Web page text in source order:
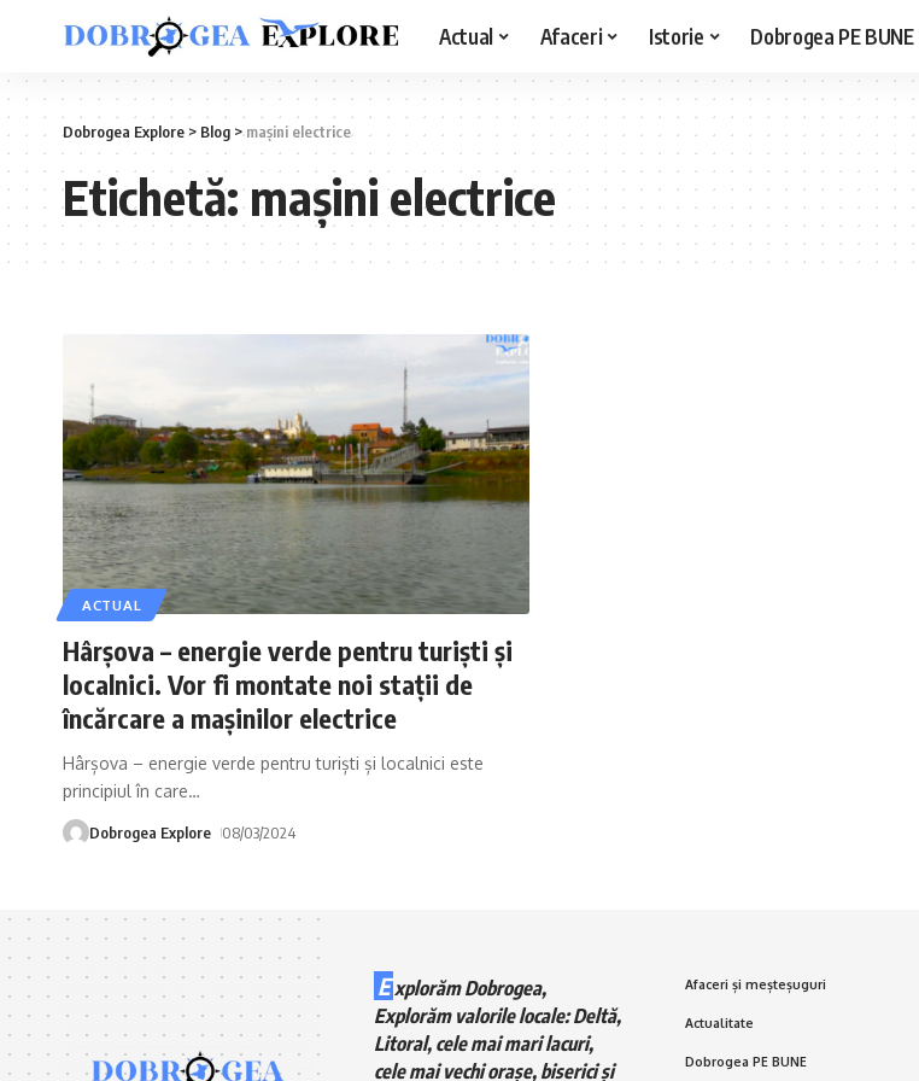
Actual Afaceri Istorie Dobrogea PE BUNE
Dobrogea Explore> Blog >mașini electrice
Etichetă:mașini electrice
ACTUAL
Hârșova – energie verde pentru turiști și
localnici. Vor fi montate noi stații de
încărcare a mașinilor electrice
Hârșova – energie verde pentru turiști și localnici este
principiul în care…
Dobrogea Explore 08/03/2024
E xplorăm Dobrogea,
Explorăm valorile locale: Deltă,
Litoral, cele mai mari lacuri,
cele mai vechi orașe, biserici și
Afaceri și meșteșuguri
Actualitate
Dobrogea PE BUNE